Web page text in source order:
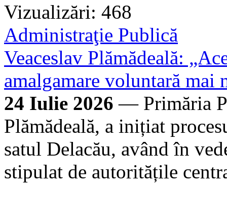
Vizualizări: 468
Administraţie Publică
Veaceslav Plămădeală:
amalgamare voluntară mai
24 Iulie 2026 — Primăria
Plămădeală, a inițiat
satul Delacău, având în
stipulat de autoritățile